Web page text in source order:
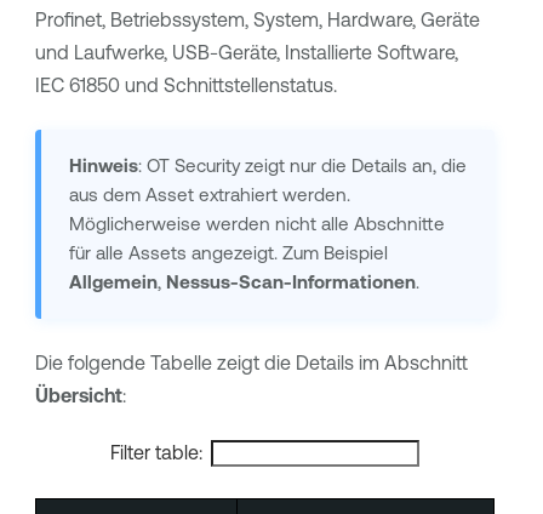
Profinet, Betriebssystem, System, Hardware, Geräte
und Laufwerke, USB-Geräte, Installierte Software,
IEC 61850 und Schnittstellenstatus.
Hinweis: OT Securityzeigt nur die Details an, die
aus dem Asset extrahiert werden.
Möglicherweise werden nicht alle Abschnitte
für alle Assets angezeigt. Zum Beispiel
Allgemein, Nessus-Scan-Informationen.
Die folgende Tabelle zeigt die Details im Abschnitt
Übersicht:
Filter table: